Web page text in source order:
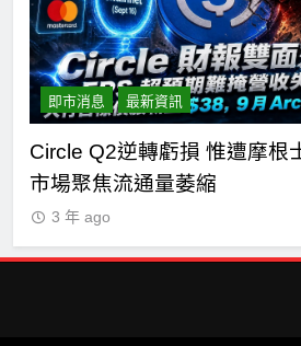
即市消息 最新資訊
Circle Q2逆轉虧損 惟遭摩根
市場聚焦流通量萎縮
3 年 ago